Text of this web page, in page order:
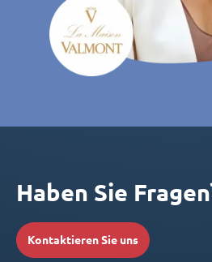
Haben Sie
Kontaktieren Sie uns